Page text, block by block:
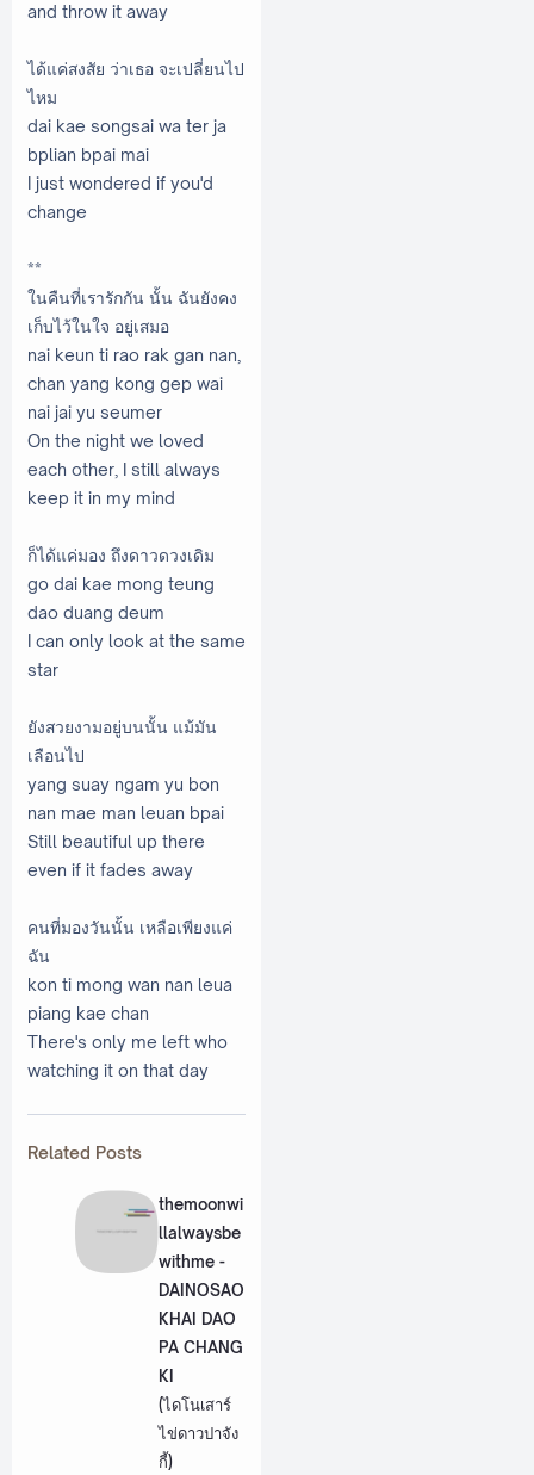
and throw it away
ได้แค่สงสัย ว่าเธอ จะเปลี่ยนไป
ไหม
dai kae songsai wa ter ja
bplian bpai mai
I just wondered if you'd
change
**
ในคืนที่เรารักกัน นั้น ฉันยังคง
เก็บไว้ในใจ อยู่เสมอ
nai keun ti rao rak gan nan,
chan yang kong gep wai
nai jai yu seumer
On the night we loved
each other, I still always
keep it in my mind
ก็ได้แค่มอง ถึงดาวดวงเดิม
go dai kae mong teung
dao duang deum
I can only look at the same
star
ยังสวยงามอยู่บนนั้น แม้มัน
เลือนไป
yang suay ngam yu bon
nan mae man leuan bpai
Still beautiful up there
even if it fades away
คนที่มองวันนั้น เหลือเพียงแค่
ฉัน
kon ti mong wan nan leua
piang kae chan
There's only me left who
watching it on that day
Related Posts
themoonwi
llalwaysbe
withme -
DAINOSAO
KHAI DAO
PA CHANG
KI
(ไดโนเสาร์
ไข่ดาวปาจัง
กี้)